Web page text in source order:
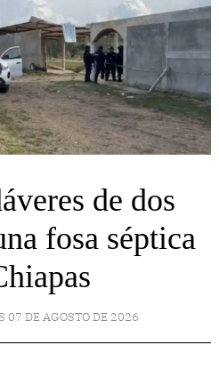
de dos
fosa séptica
07 DE AGOSTO DE 2026